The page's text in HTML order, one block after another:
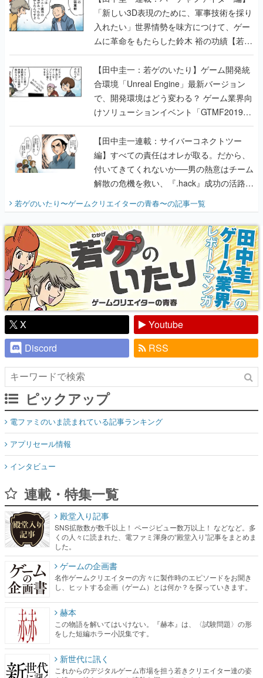
「新しい3D表現のために、軍事技術を採り
入れたい」世界情勢を味方につけて、ゲー
ムに革命をもたらした鈴木 裕の功績【若ゲ
のいたり】
【田中圭一：若ゲのいたり】ゲーム開発統
合環境「Unreal Engine」最新バージョン
で、開発環境はどう変わる？ ゲーム業界向
けソリューションイベント「GTMF2019」
に行って、より理解を深めよう【PR】
【田中圭一連載：サイバーコネクトツー
編】すべての責任はオレが取る。だから、
付いてきてくれないか──男の熱意はチーム
解散の危機を救い、『.hack』成功の活路を
『少年ジャンプ』色だった【若ゲのいた
り】
若ゲのいたり〜ゲームクリエイターの青春〜の記事一覧
X
Youtube
Discord
RSS
ピックアップ
電ファミのいま読まれている記事ランキング
アプリセール情報
インタビュー
連載・特集一覧
殿堂入り記事
SNS拡散数が数千以上！ ページビュー数万以上！ などなど。多
くの人々に読まれた、電ファミ渾身の“殿堂入り”記事をまとめま
した。
ゲームの企画書
名作ゲームクリエイターの方々に製作時のエピソードをお聞き
し、ヒットする企画（ゲーム）とは何か？を探っていきます。
赫本
この物語を解いてはいけない。『赫本』は、〈試験問題〉の形
をした短編ホラー小説集です。
新世代に訊く
これからのデジタルゲーム市場を担う若きクリエイター達の姿